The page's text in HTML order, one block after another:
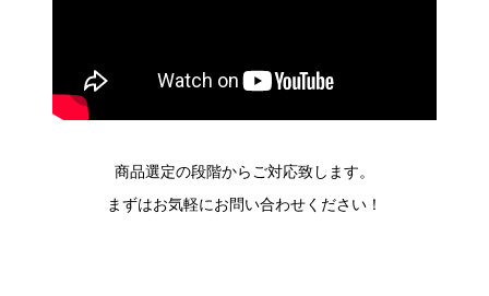
商品選定の段階からご対応致します。
まずはお気軽にお問い合わせください！